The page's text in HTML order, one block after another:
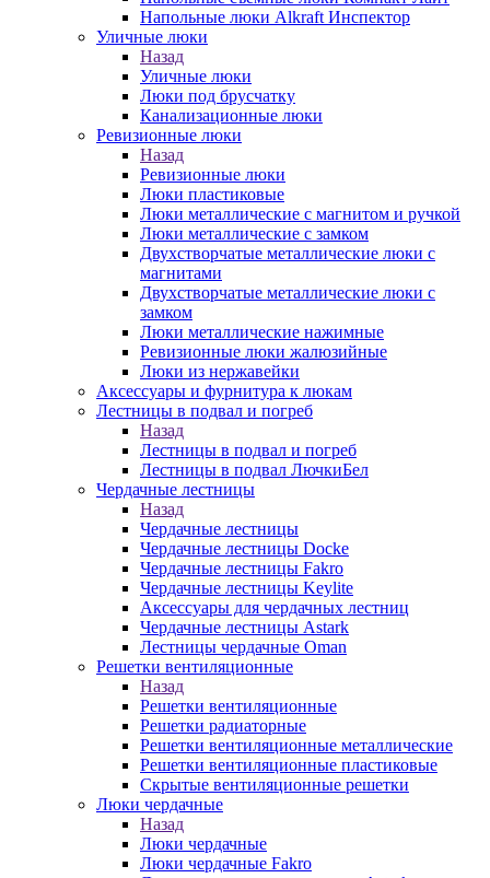
Напольные люки Alkraft Инспектор
Уличные люки
Назад
Уличные люки
Люки под брусчатку
Канализационные люки
Ревизионные люки
Назад
Ревизионные люки
Люки пластиковые
Люки металлические с магнитом и ручкой
Люки металлические с замком
Двухстворчатые металлические люки с
магнитами
Двухстворчатые металлические люки с
замком
Люки металлические нажимные
Ревизионные люки жалюзийные
Люки из нержавейки
Аксессуары и фурнитура к люкам
Лестницы в подвал и погреб
Назад
Лестницы в подвал и погреб
Лестницы в подвал ЛючкиБел
Чердачные лестницы
Назад
Чердачные лестницы
Чердачные лестницы Docke
Чердачные лестницы Fakro
Чердачные лестницы Keylite
Аксессуары для чердачных лестниц
Чердачные лестницы Astark
Лестницы чердачные Oman
Решетки вентиляционные
Назад
Решетки вентиляционные
Решетки радиаторные
Решетки вентиляционные металлические
Решетки вентиляционные пластиковые
Скрытые вентиляционные решетки
Люки чердачные
Назад
Люки чердачные
Люки чердачные Fakro